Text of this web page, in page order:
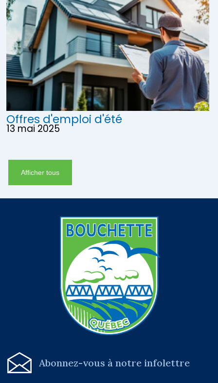
Offres d'emploi d'été
13 mai 2025
Afficher tous
Abonnez-vous à notre infolettre